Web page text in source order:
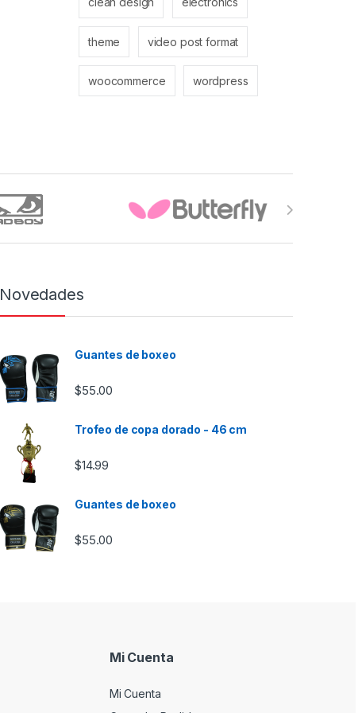
theme video post format
woocommerce wordpress
Novedades
Guantes de boxeo
$55.00
Trofeo de copa dorado - 46 cm
$14.99
Guantes de boxeo
$55.00
Mi Cuenta
Mi Cuenta